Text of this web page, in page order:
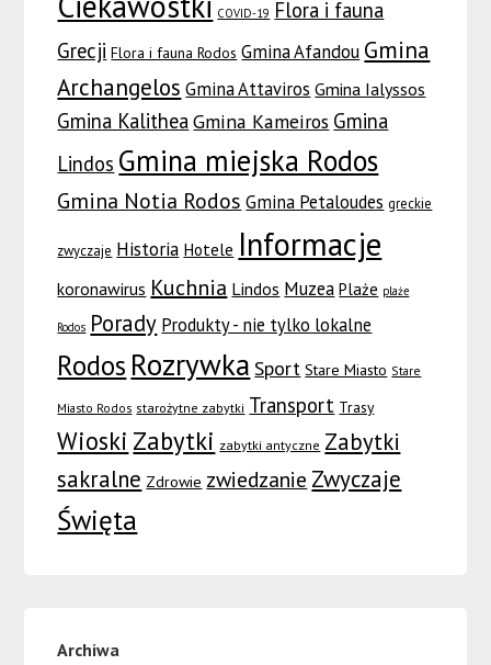
COVID-19 Flora i fauna
Grecji Flora i fauna Rodos Gmina Afandou Gmina
Archangelos Gmina Attaviros Gmina Ialyssos
Gmina KalitheaGmina Kameiros Gmina
Lindos Gmina miejska Rodos
Gmina Notia Rodos Gmina Petaloudes greckie
zwyczaje Historia Hotele Informacje
koronawirus Kuchnia Lindos Muzea Plaże plaże
Rodos Porady Produkty - nie tylko lokalne
Rodos Rozrywka Sport Stare Miasto Stare
Miasto Rodos starożytne zabytki Transport Trasy
Wioski Zabytki zabytki antyczne Zabytki
sakralne Zdrowie zwiedzanie Zwyczaje
Święta
Archiwa